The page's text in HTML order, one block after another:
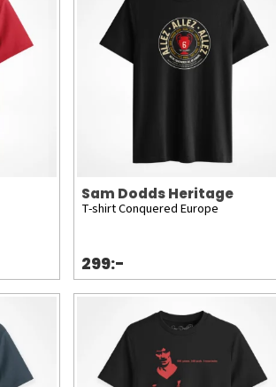
Sam Dodds Heritage
T-shirt Conquered Europe
299:-